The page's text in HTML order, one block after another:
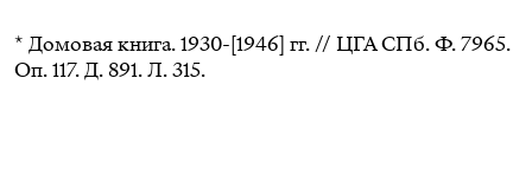
* Домовая книга. 1930-[1946] гг. // ЦГА СПб. Ф. 7965.
Оп. 117. Д. 891. Л. 315.